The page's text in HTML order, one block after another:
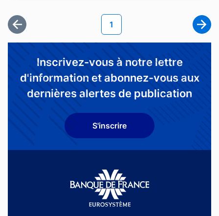
Première page
Page courante
1
Inscrivez-vous à notre lettre
d'information et abonnez-vous aux
dernières alertes de publication
S'inscrire